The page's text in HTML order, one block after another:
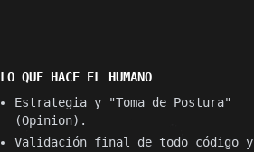
LO QUE HACE EL HUMANO
Estrategia y "Toma de Postura"
(Opinion).
Validación final de todo código y